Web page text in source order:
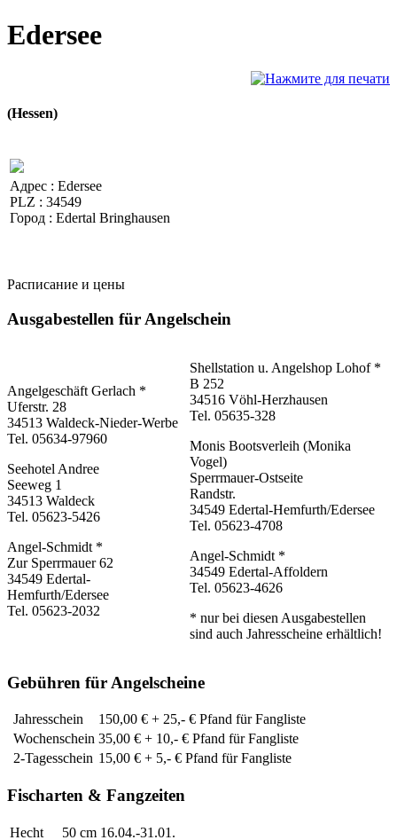
Edersee
(Hessen)
Адрес : Edersee
PLZ : 34549
Город : Edertal Bringhausen
Расписание и цены
Ausgabestellen für Angelschein
Angelgeschäft Gerlach *
Uferstr. 28
34513 Waldeck-Nieder-Werbe
Tel. 05634-97960
Seehotel Andree
Seeweg 1
34513 Waldeck
Tel. 05623-5426
Angel-Schmidt *
Zur Sperrmauer 62
34549 Edertal-
Hemfurth/Edersee
Tel. 05623-2032
Shellstation u. Angelshop Lohof *
B 252
34516 Vöhl-Herzhausen
Tel. 05635-328
Monis Bootsverleih (Monika
Vogel)
Sperrmauer-Ostseite
Randstr.
34549 Edertal-Hemfurth/Edersee
Tel. 05623-4708
Angel-Schmidt *
34549 Edertal-Affoldern
Tel. 05623-4626
* nur bei diesen Ausgabestellen
sind auch Jahresscheine erhältlich!
Gebühren für Angelscheine
Jahresschein
150,00 € + 25,- € Pfand für Fangliste
Wochenschein 35,00 € + 10,- € Pfand für Fangliste
2-Tagesschein 15,00 € + 5,- € Pfand für Fangliste
Fischarten & Fangzeiten
Hecht 50 cm 16.04.-31.01.